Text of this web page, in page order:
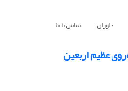
داوران تماس با ما
عظیم اربعین